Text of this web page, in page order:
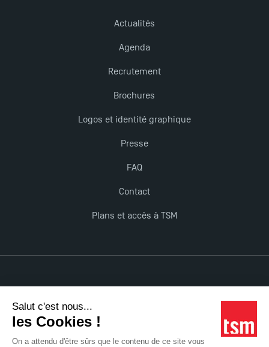
Les meilleurs mémoires du M2 Comptabilité
TSM obtient la prestigieuse accréditation EQUIS en
professionnelles en alternance à TSM !
Nouvelles formations à Toulouse School of
plus enrichissantes
Actualités
Agenda
Recrutement
Brochures
Logos et identité graphique
Presse
FAQ
Contact
Plans et accès à TSM
Accessibilité : non conforme